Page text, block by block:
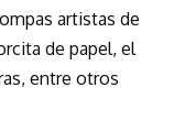
artistas de
de papel, el
entre otros